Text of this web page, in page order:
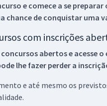
e comece a se
chance de conquistar uma
com inscrições
concursos abertos e acesse
lhe fazer perder a
e até mesmo os